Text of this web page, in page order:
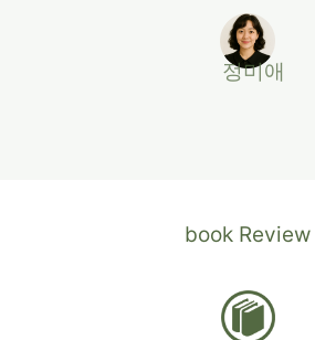
정미애
book Review